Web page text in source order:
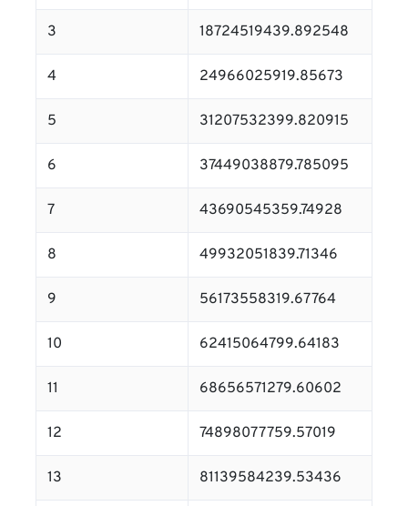
3 18724519439.892548
4 24966025919.85673
5 31207532399.820915
6 37449038879.785095
7 43690545359.74928
8 49932051839.71346
9 56173558319.67764
10 62415064799.64183
11 68656571279.60602
12 74898077759.57019
13 81139584239.53436